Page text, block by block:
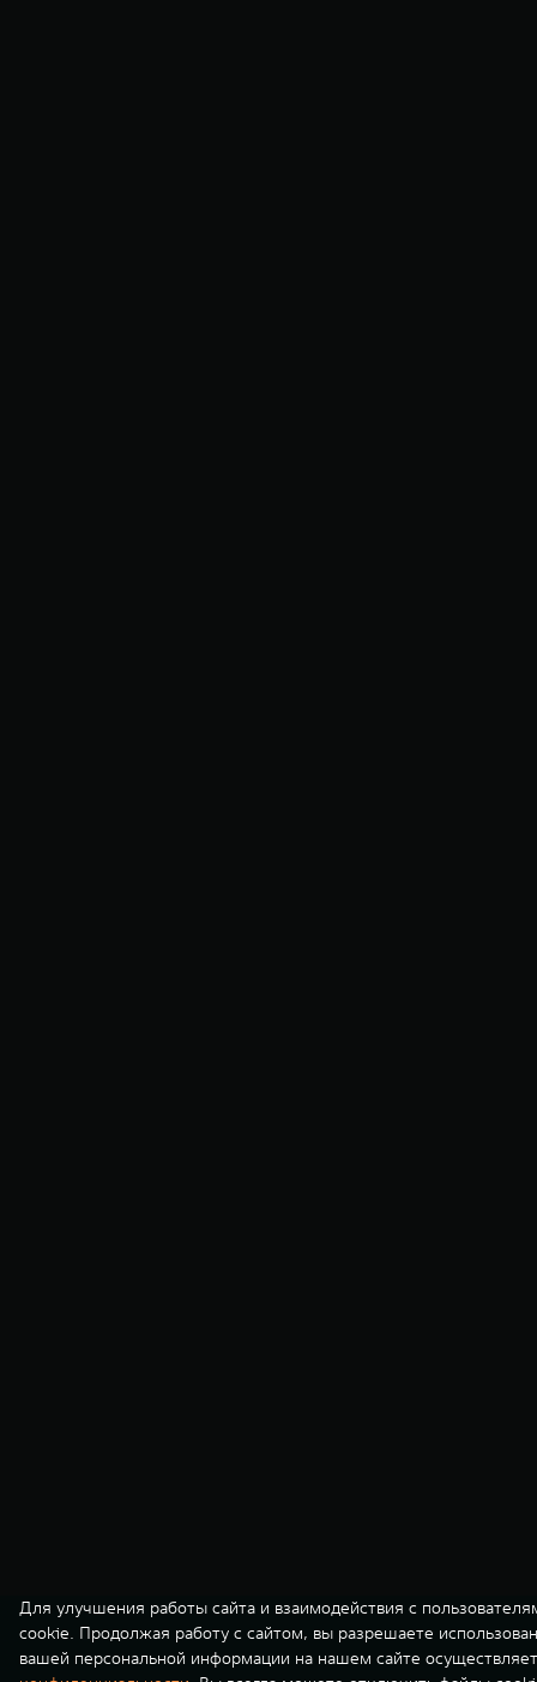
Для улучшения работы сайта и взаимодействия с
cookie. Продолжая работу с сайтом, вы разрешаете
вашей персональной информации на нашем сайте